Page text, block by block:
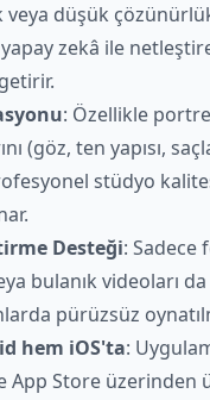
veya düşük
zekâ ile
: Özellikle
(göz, ten yapısı,
stüdyo
Desteği: Sadece
bulanık videoları
pürüzsüz
hem iOS'ta:
App Store üzerinden